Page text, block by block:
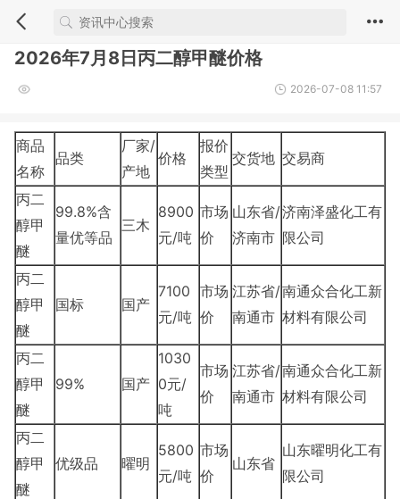
2026年7月8日丙二醇甲醚价格
2026-07-08 11:57
商品
名称
品类
厂家/
产地
价格
报价
类型
交货地 交易商
丙二
醇甲
醚
99.8%含
量优等品
三木
8900
元/吨
市场
价
山东省/
济南市
济南泽盛化工有
限公司
丙二
醇甲
醚
国标 国产
7100
元/吨
市场
价
江苏省/
南通市
南通众合化工新
材料有限公司
丙二
醇甲
醚
99% 国产
1030
0元/
吨
市场
价
江苏省/
南通市
南通众合化工新
材料有限公司
丙二
醇甲
醚
优级品 曜明
5800
元/吨
市场
价
山东省
山东曜明化工有
限公司